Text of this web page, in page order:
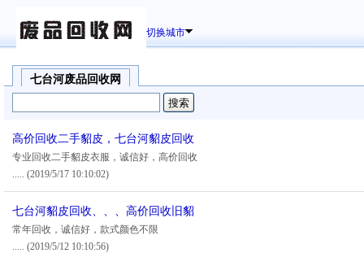
切换城市
七台河废品回收网
高价回收二手貂皮，七台河貂皮回收
专业回收二手貂皮衣服，诚信好，高价回收
..... (2019/5/17 10:10:02)
七台河貂皮回收、、、高价回收旧貂
常年回收，诚信好，款式颜色不限
..... (2019/5/12 10:10:56)